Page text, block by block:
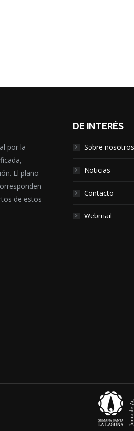
por la
El plano
de estos
DE INTERÉS
Sobre nosotros
Noticias
Contacto
Webmail